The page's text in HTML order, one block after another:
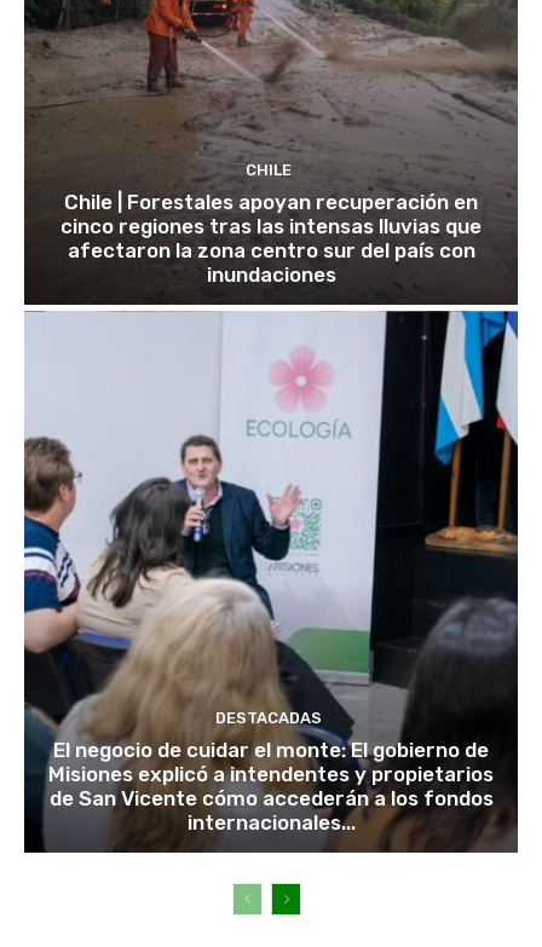
CHILE
Chile | Forestales apoyan recuperación en
cinco regiones tras las intensas lluvias que
afectaron la zona centro sur del país con
inundaciones
DESTACADAS
El negocio de cuidar el monte: El gobierno de
Misiones explicó a intendentes y propietarios
de San Vicente cómo accederán a los fondos
internacionales...